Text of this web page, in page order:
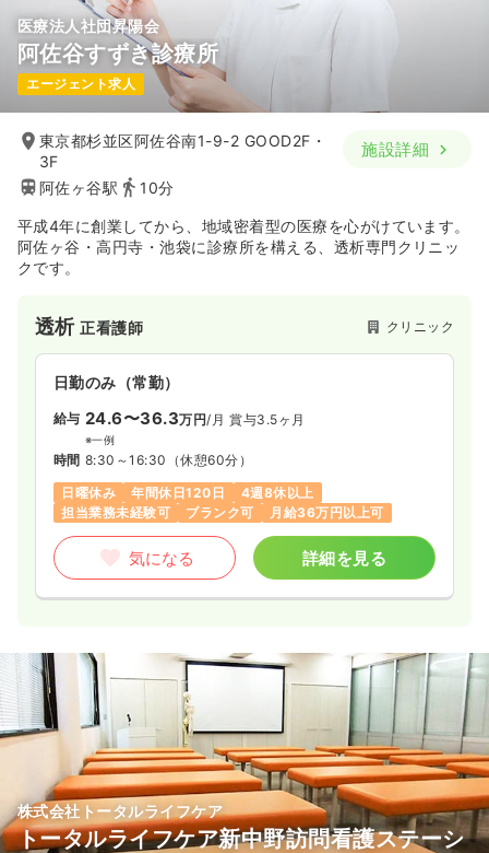
医療法人社団昇陽会
阿佐谷すずき診療所
エージェント求人
東京都杉並区阿佐谷南1-9-2 GOOD2F・
3F
阿佐ヶ谷駅
10分
施設詳細
平成4年に創業してから、地域密着型の医療を心がけています。
阿佐ヶ谷・高円寺・池袋に診療所を構える、透析専門クリニッ
クです。
透析正看護師 クリニック
日勤のみ（常勤）
給与 24.6〜36.3万円/月 賞与3.5ヶ月
※一例
時間 8:30～16:30 （休憩60分）
日曜休み
年間休日120日
4週8休以上
担当業務未経験可
ブランク可 月給36万円以上可
気になる 詳細を見る
株式会社トータルライフケア
トータルライフケア新中野訪問看護ステーシ